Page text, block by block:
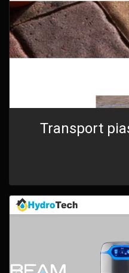
Transport